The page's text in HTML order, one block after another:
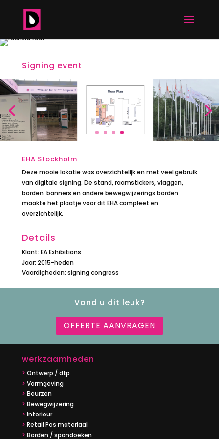
Signing event
EHA Stockholm
Deze mooie lokatie was overzichtelijk en met veel gebruik
van digitale signing. De stand, raamstickers, vlaggen,
borden, banners en andere bewegwijzerings borden
maakte het plaatje voor dit EHA compleet en
overzichtelijk.
Details
Klant: EA Exhibitions
Jaar: 2015-heden
Vaardigheden: signing congress
Vond u dit leuk?
OFFERTE AANVRAGEN
werkzaamheden
> Ontwerp / dtp
> Vormgeving
> Beurzen
> Bewegwijzering
> Interieur
> Retail Pos materiaal
> Borden / spandoeken